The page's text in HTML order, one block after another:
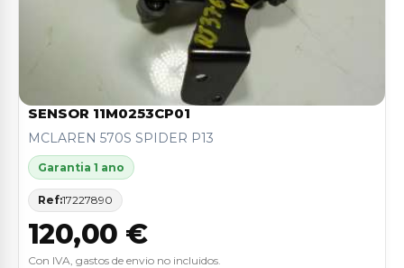
SENSOR 11M0253CP01
MCLAREN 570S SPIDER P13
Garantia 1 ano
Ref:17227890
120,00 €
Con IVA, gastos de envio no incluidos.